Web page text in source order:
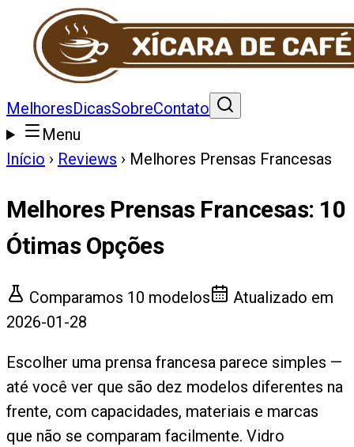
MelhoresDicasSobreContato
Menu
Início › Reviews › Melhores Prensas Francesas
Melhores Prensas Francesas: 10
Ótimas Opções
Comparamos 10 modelos
Atualizado em
2026-01-28
Escolher uma prensa francesa parece simples —
até você ver que são dez modelos diferentes na
frente, com capacidades, materiais e marcas
que não se comparam facilmente. Vidro